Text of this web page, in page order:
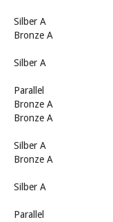
Silber A
Bronze A
Silber A
Parallel
Bronze A
Bronze A
Silber A
Bronze A
Silber A
Parallel